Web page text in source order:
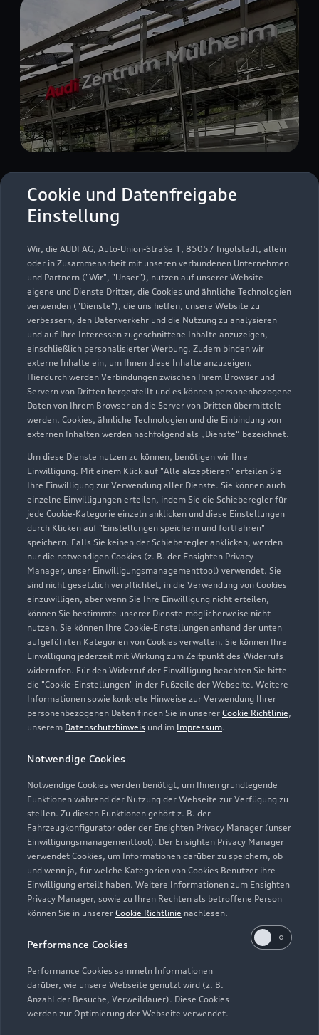
Cookie und Datenfreigabe
Einstellung
Wir, die AUDI AG, Auto-Union-Straße 1, 85057 Ingolstadt, allein
oder in Zusammenarbeit mit unseren verbundenen Unternehmen
und Partnern ("Wir", "Unser"), nutzen auf unserer Website
eigene und Dienste Dritter, die Cookies und ähnliche Technologien
verwenden ("Dienste"), die uns helfen, unsere Website zu
verbessern, den Datenverkehr und die Nutzung zu analysieren
und auf Ihre Interessen zugeschnittene Inhalte anzuzeigen,
einschließlich personalisierter Werbung. Zudem binden wir
externe Inhalte ein, um Ihnen diese Inhalte anzuzeigen.
Hierdurch werden Verbindungen zwischen Ihrem Browser und
Servern von Dritten hergestellt und es können personenbezogene
Daten von Ihrem Browser an die Server von Dritten übermittelt
werden. Cookies, ähnliche Technologien und die Einbindung von
externen Inhalten werden nachfolgend als „Dienste“ bezeichnet.
Um diese Dienste nutzen zu können, benötigen wir Ihre
Einwilligung. Mit einem Klick auf "Alle akzeptieren" erteilen Sie
Ihre Einwilligung zur Verwendung aller Dienste. Sie können auch
einzelne Einwilligungen erteilen, indem Sie die Schieberegler für
jede Cookie-Kategorie einzeln anklicken und diese Einstellungen
durch Klicken auf "Einstellungen speichern und fortfahren"
speichern. Falls Sie keinen der Schieberegler anklicken, werden
nur die notwendigen Cookies (z. B. der Ensighten Privacy
Manager, unser Einwilligungsmanagementtool) verwendet. Sie
sind nicht gesetzlich verpflichtet, in die Verwendung von Cookies
einzuwilligen, aber wenn Sie Ihre Einwilligung nicht erteilen,
können Sie bestimmte unserer Dienste möglicherweise nicht
nutzen. Sie können Ihre Cookie-Einstellungen anhand der unten
aufgeführten Kategorien von Cookies verwalten. Sie können Ihre
Einwilligung jederzeit mit Wirkung zum Zeitpunkt des Widerrufs
widerrufen. Für den Widerruf der Einwilligung beachten Sie bitte
die "Cookie-Einstellungen" in der Fußzeile der Webseite. Weitere
Informationen sowie konkrete Hinweise zur Verwendung Ihrer
personenbezogenen Daten finden Sie in unserer Cookie Richtlinie,
unserem Datenschutzhinweis und im Impressum.
Notwendige Cookies
Notwendige Cookies werden benötigt, um Ihnen grundlegende
Funktionen während der Nutzung der Webseite zur Verfügung zu
stellen. Zu diesen Funktionen gehört z. B. der
Fahrzeugkonfigurator oder der Ensighten Privacy Manager (unser
Einwilligungsmanagementtool). Der Ensighten Privacy Manager
verwendet Cookies, um Informationen darüber zu speichern, ob
und wenn ja, für welche Kategorien von Cookies Benutzer ihre
Einwilligung erteilt haben. Weitere Informationen zum Ensighten
Privacy Manager, sowie zu Ihren Rechten als betroffene Person
können Sie in unserer Cookie Richtlinie nachlesen.
Performance Cookies
Performance Cookies sammeln Informationen
darüber, wie unsere Webseite genutzt wird (z. B.
Anzahl der Besuche, Verweildauer). Diese Cookies
werden zur Optimierung der Webseite verwendet.
Düsseldorfer Straße 261
45481 Mülheim an der Ruhr
0208 484880
info@audi-wolf.de
Kontaktdaten herunterladen
Öffnungszeiten
Verkauf
Service
Geschlossen,öffnet amSamstag 09:00
Teile- und Zubehörverkauf
Geschlossen, öffnet am Samstag 09:00
Zurück nach oben
Modelle
Alle Modelle
Plug-in-Hybride
Kaufen & leasen
Neuwagensuche
Gebrauchtwagensuche
Gebrauchtwagen
Finanzierung
Aktionen & Angebote
Geschäftskunden
Service & Zubehör
Saisonale Angebote
Audi Services
Garantie
Audi digital services
myAudi
Support
Kundenservice
Händlersuche
Audi Code
Online-Terminvereinbarung
Servicekontakt
Über Audi
Unternehmen
Karriere
Presse & Media Center
Datenschutz
Audi erleben
© 2026 AUDI AG. Alle Rechte vorbehalten
Impressum Rechtliches
Hinweisgebersystem
Datenschutzinformation
Cookie-Einstellungen
Cookie-Richtlinie
Barrierefreiheit